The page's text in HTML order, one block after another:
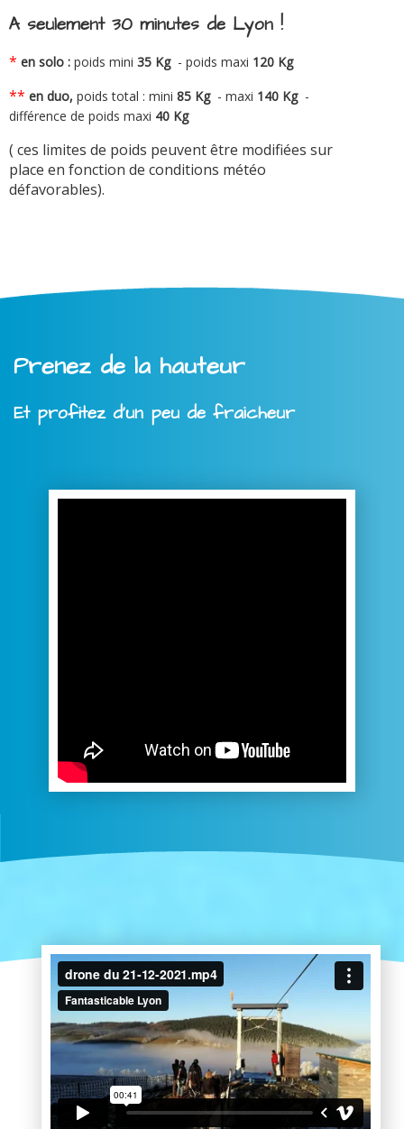
A seulement 30 minutes de Lyon !
* en solo : poids mini 35 Kg - poids maxi 120 Kg
** en duo, poids total : mini 85 Kg - maxi 140 Kg -
différence de poids maxi 40 Kg
( ces limites de poids peuvent être modifiées sur
place en fonction de conditions météo
défavorables).
Prenez de la hauteur
Et profitez d'un peu de fraicheur